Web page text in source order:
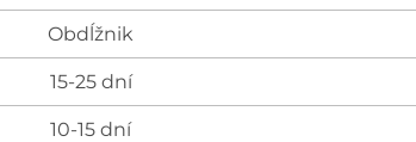
Obdĺžnik
15-25 dní
10-15 dní